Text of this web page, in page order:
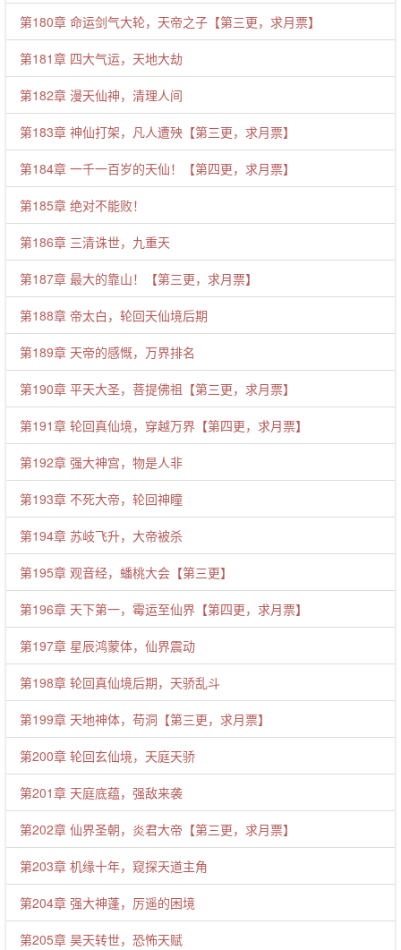
第180章 命运剑气大轮，天帝之子【第三更，求月票】
第181章 四大气运，天地大劫
第182章 漫天仙神，清理人间
第183章 神仙打架，凡人遭殃【第三更，求月票】
第184章 一千一百岁的天仙！【第四更，求月票】
第185章 绝对不能败！
第186章 三清诛世，九重天
第187章 最大的靠山！【第三更，求月票】
第188章 帝太白，轮回天仙境后期
第189章 天帝的感慨，万界排名
第190章 平天大圣，菩提佛祖【第三更，求月票】
第191章 轮回真仙境，穿越万界【第四更，求月票】
第192章 强大神宫，物是人非
第193章 不死大帝，轮回神瞳
第194章 苏岐飞升，大帝被杀
第195章 观音经，蟠桃大会【第三更】
第196章 天下第一，霉运至仙界【第四更，求月票】
第197章 星辰鸿蒙体，仙界震动
第198章 轮回真仙境后期，天骄乱斗
第199章 天地神体，苟洞【第三更，求月票】
第200章 轮回玄仙境，天庭天骄
第201章 天庭底蕴，强敌来袭
第202章 仙界圣朝，炎君大帝【第三更，求月票】
第203章 机缘十年，窥探天道主角
第204章 强大神蓬，厉遥的困境
第205章 昊天转世，恐怖天赋